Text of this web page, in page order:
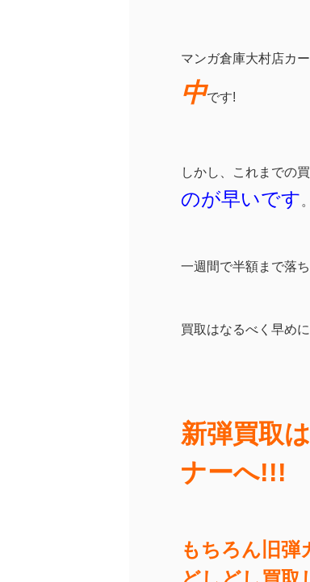
マンガ倉庫大村店カ
中です!
しかし、これまでの
のが早いです 。
一週間で半額まで落
買取はなるべく早め
新弾買取
ナーへ!!!
もちろん旧弾